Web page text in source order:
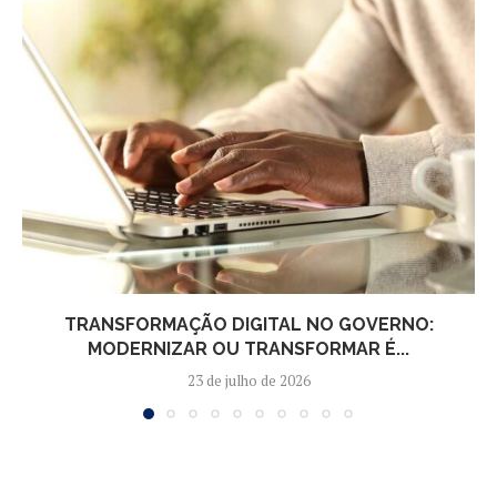
TRANSFORMAÇÃO DIGITAL NO GOVERNO:
MODERNIZAR OU TRANSFORMAR É...
23 de julho de 2026